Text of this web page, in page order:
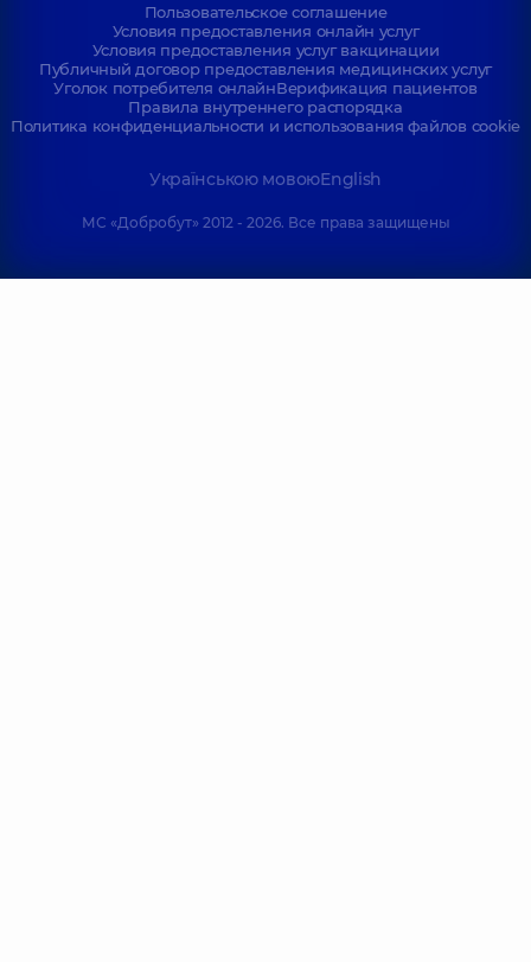
Пользовательское соглашение
Условия предоставления онлайн услуг
Условия предоставления услуг вакцинации
Публичный договор предоставления медицинских услуг
Уголок потребителя онлайнВерификация пациентов
Правила внутреннего распорядка
Политика конфиденциальности и использования файлов cookie
Українською мовоюEnglish
МС «Добробут» 2012 - 2026. Все права защищены